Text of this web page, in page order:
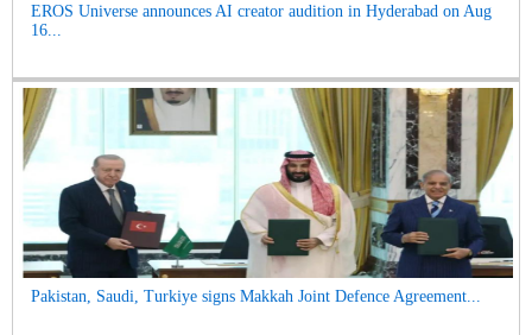
EROS Universe announces AI creator audition in Hyderabad on Aug
16...
Pakistan, Saudi, Turkiye signs Makkah Joint Defence Agreement...